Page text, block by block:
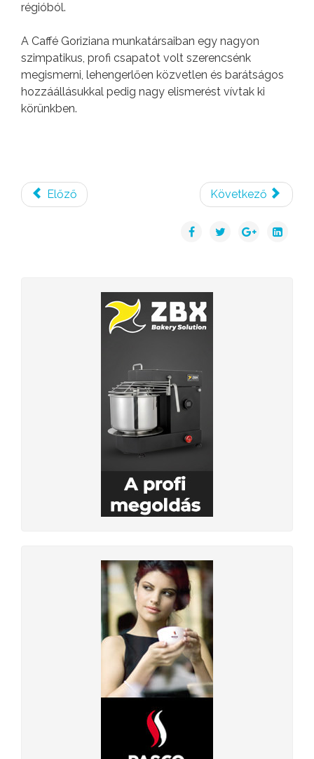
régióból.
A Caffé Goriziana munkatársaiban egy nagyon
szimpatikus, profi csapatot volt szerencsénk
megismerni, lehengerlően közvetlen és barátságos
hozzáállásukkal pedig nagy elismerést vívtak ki
körünkben.
Előző Következő